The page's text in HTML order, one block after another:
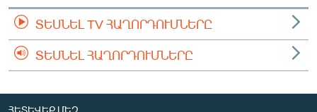
ՏԵՍՆԵԼ TV ՀԱՂՈՐԴՈՒՄՆԵՐԸ
ՏԵՍՆԵԼ ՀԱՂՈՐԴՈՒՄՆԵՐԸ
ՀԵՏԵՎԵՔ ՄԵԶ